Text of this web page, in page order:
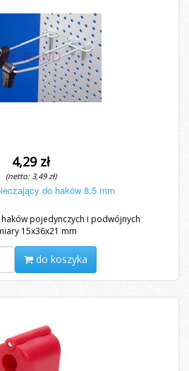
4,29 zł
(netto: 3,49 zł)
do haków 8,5 mm
pojedynczych i podwójnych
15x36x21 mm
do koszyka